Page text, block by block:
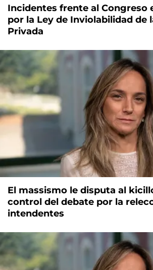
Incidentes frente al Congreso
por la Ley de Inviolabilidad de
Privada
El massismo le disputa al
control del debate por la
intendentes